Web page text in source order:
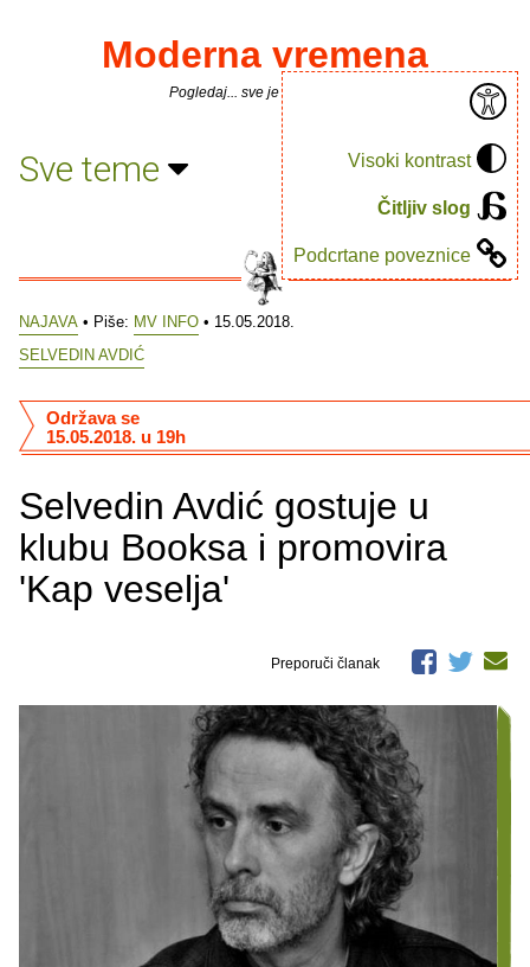
Visoki kontrast
Čitljiv slog
Podcrtane poveznice
Moderna vremena
Pogledaj... sve je puno knjiga.
Sve teme
NAJAVA • Piše: MV INFO • 15.05.2018.
SELVEDIN AVDIĆ
Selvedin Avdić gostuje u
klubu Booksa i promovira
'Kap veselja'
Održava se
15.05.2018. u 19h
Preporuči članak